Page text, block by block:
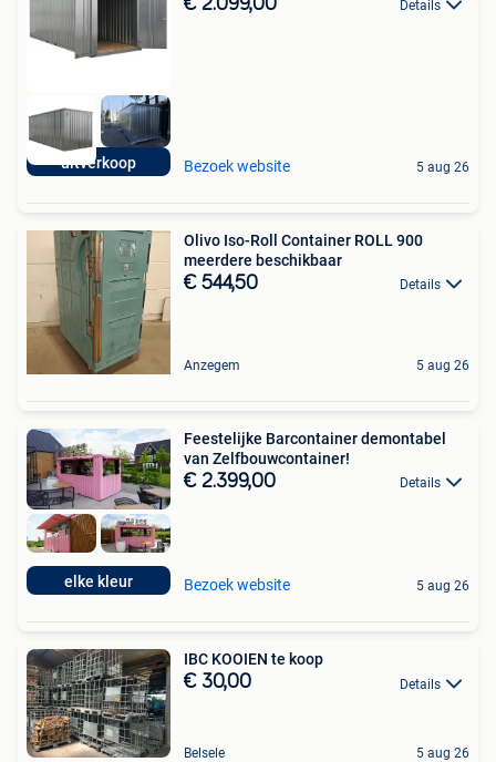
uitverkoop
Details
Bezoek website 5 aug 26
Olivo Iso-Roll Container ROLL 900
meerdere beschikbaar
€ 544,50 Details
Anzegem 5 aug 26
elke kleur
Feestelijke Barcontainer demontabel
van Zelfbouwcontainer!
€ 2.399,00 Details
Bezoek website 5 aug 26
IBC KOOIEN te koop
€ 30,00 Details
Belsele 5 aug 26